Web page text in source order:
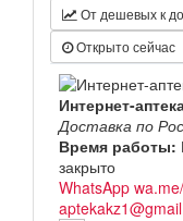
От дешевых к
Открыто сейчас
Интернет-
Доставка по
Время работы:
закрыто
WhatsApp